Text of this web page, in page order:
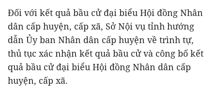
Đối với kết quả bầu cử đại biểu Hội đồng Nhân
dân cấp huyện, cấp xã, Sở Nội vụ tỉnh hướng
dẫn Ủy ban Nhân dân cấp huyện về trình tự,
thủ tục xác nhận kết quả bầu cử và công bố kết
quả bầu cử đại biểu Hội đồng Nhân dân cấp
huyện, cấp xã.